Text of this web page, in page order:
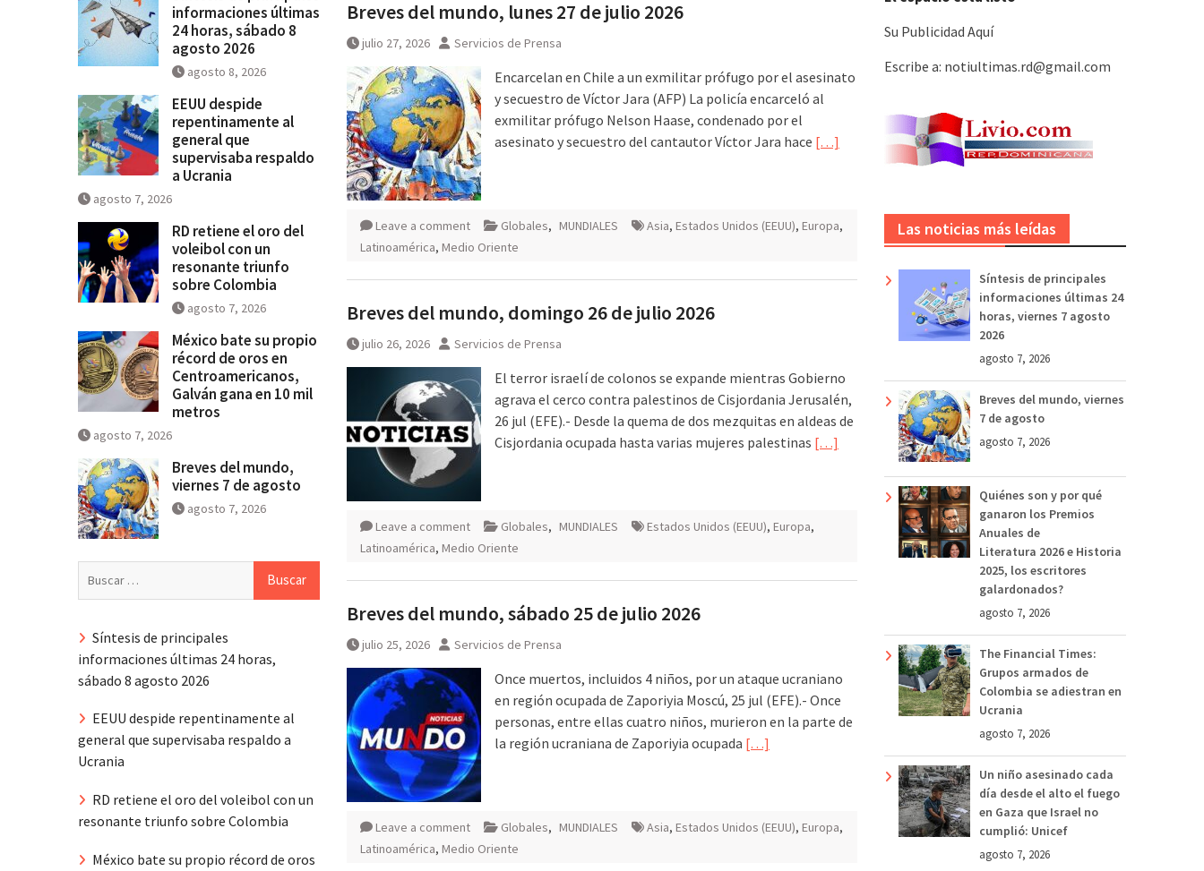
Breves del mundo, lunes 27 de julio 2026
julio 27, 2026 Servicios de Prensa
Encarcelan en Chile a un exmilitar prófugo por el asesinato
y secuestro de Víctor Jara (AFP) La policía encarceló al
exmilitar prófugo Nelson Haase, condenado por el
asesinato y secuestro del cantautor Víctor Jara hace […]
Leave a comment Globales, MUNDIALES Asia, Estados Unidos (EEUU), Europa,
Latinoamérica, Medio Oriente
Breves del mundo, domingo 26 de julio 2026
julio 26, 2026 Servicios de Prensa
El terror israelí de colonos se expande mientras Gobierno
agrava el cerco contra palestinos de Cisjordania Jerusalén,
26 jul (EFE).- Desde la quema de dos mezquitas en aldeas de
Cisjordania ocupada hasta varias mujeres palestinas […]
Leave a comment Globales, MUNDIALES Estados Unidos (EEUU), Europa,
Latinoamérica, Medio Oriente
Breves del mundo, sábado 25 de julio 2026
julio 25, 2026 Servicios de Prensa
Once muertos, incluidos 4 niños, por un ataque ucraniano
en región ocupada de Zaporiyia Moscú, 25 jul (EFE).- Once
personas, entre ellas cuatro niños, murieron en la parte de
la región ucraniana de Zaporiyia ocupada […]
Leave a comment Globales, MUNDIALES Asia, Estados Unidos (EEUU), Europa,
Latinoamérica, Medio Oriente
Su Publicidad Aquí
Escribe a: notiultimas.rd@gmail.com
Las noticias más leídas
Síntesis de principales
informaciones últimas 24
horas, viernes 7 agosto
2026
agosto 7, 2026
Breves del mundo, viernes
7 de agosto
agosto 7, 2026
Quiénes son y por qué
ganaron los Premios
Anuales de
Literatura 2026 e Historia
2025, los escritores
galardonados?
agosto 7, 2026
The Financial Times:
Grupos armados de
Colombia se adiestran en
Ucrania
agosto 7, 2026
Un niño asesinado cada
día desde el alto el fuego
en Gaza que Israel no
cumplió: Unicef
agosto 7, 2026
informaciones últimas
24 horas, sábado 8
agosto 2026
agosto 8, 2026
EEUU despide
repentinamente al
general que
supervisaba respaldo
a Ucrania
agosto 7, 2026
RD retiene el oro del
voleibol con un
resonante triunfo
sobre Colombia
agosto 7, 2026
México bate su propio
récord de oros en
Centroamericanos,
Galván gana en 10 mil
metros
agosto 7, 2026
Breves del mundo,
viernes 7 de agosto
agosto 7, 2026
Síntesis de principales
informaciones últimas 24 horas,
sábado 8 agosto 2026
EEUU despide repentinamente al
general que supervisaba respaldo a
Ucrania
RD retiene el oro del voleibol con un
resonante triunfo sobre Colombia
México bate su propio récord de oros